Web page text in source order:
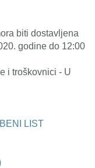
biti dostavljena
godine do 12:00
i troškovnici - U
LIST